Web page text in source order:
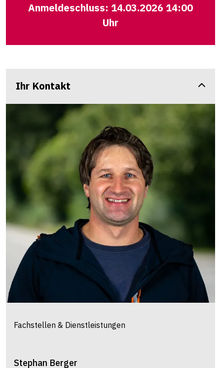
Anmeldeschluss: 14.03.2026 14:00
Uhr
Ihr Kontakt
Fachstellen & Dienstleistungen
Stephan Berger